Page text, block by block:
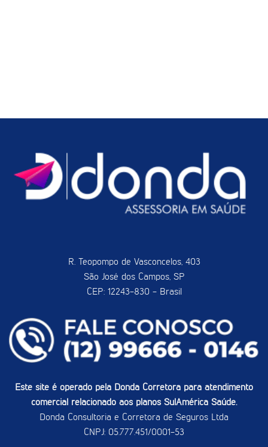
R. Teopompo de Vasconcelos, 403
São José dos Campos, SP
CEP: 12243-830 - Brasil
Este site é operado pela Donda Corretora para atendimento
comercial relacionado aos planos SulAmérica Saúde.
Donda Consultoria e Corretora de Seguros Ltda
CNPJ: 05.777.451/0001-53